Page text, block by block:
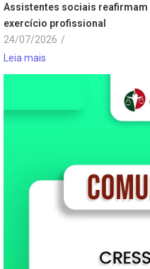
Assistentes sociais
exercício profissional
24/07/2026 /
Leia mais